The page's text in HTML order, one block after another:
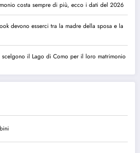
costa sempre di più, ecco i dati del 2026
devono esserci tra la madre della sposa e la
scelgono il Lago di Como per il loro matrimonio